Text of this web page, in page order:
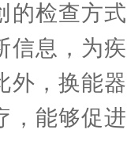
的检查方
信息，为
外，换能
，能够促